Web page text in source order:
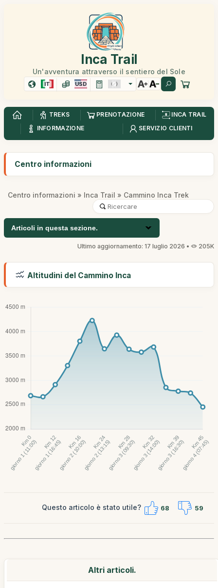
Inca Trail
Un'avventura attraverso il sentiero del Sole
IT USD
TREKS PRENOTAZIONE
INCA TRAIL
INFORMAZIONE
SERVIZIO CLIENTI
Centro informazioni
Centro informazioni » Inca Trail » Cammino Inca Trek
Articoli in questa sezione.
Ultimo aggiornamento: 17 luglio 2026 • 205K
Altitudini del Cammino Inca
Questo articolo è stato utile? 68 59
Altri articoli.